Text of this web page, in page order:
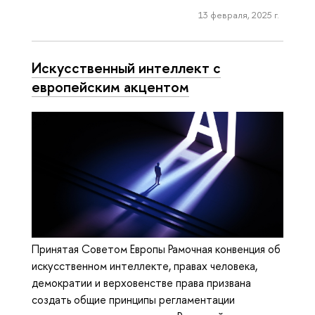
13 февраля, 2025 г.
Искусственный интеллект с
европейским акцентом
Принятая Советом Европы Рамочная конвенция об
искусственном интеллекте, правах человека,
демократии и верховенстве права призвана
создать общие принципы регламентации